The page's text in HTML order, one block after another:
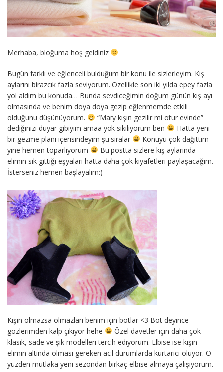
Merhaba, bloğuma hoş geldiniz
Bugün farklı ve eğlenceli bulduğum bir konu ile sizlerleyim. Kış
aylarını birazcık fazla seviyorum. Özellikle son iki yılda epey fazla
yol aldım bu konuda… Bunda sevdiceğimin doğum günün kış ayı
olmasında ve benim doya doya gezip eğlenmemde etkili
olduğunu düşünüyorum.
“Mary kışın gezilir mi otur evinde”
dediğinizi duyar gibiyim amaa yok sıkılıyorum ben
Hatta yeni
bir gezme planı içerisindeyim şu sıralar
Konuyu çok dağıttım
yine hemen toparlıyorum
Bu postta sizlere kış aylarında
elimin sık gittiği eşyaları hatta daha çok kıyafetleri paylaşacağım.
İsterseniz hemen başlayalım:)
Kışın olmazsa olmazları benim için botlar <3 Bot deyince
gözlerimden kalp çıkıyor hehe
Özel davetler için daha çok
klasik, sade ve şık modelleri tercih ediyorum. Elbise ise kışın
elimin altında olması gereken acil durumlarda kurtarıcı oluyor. O
yüzden mutlaka yeni sezondan birkaç elbise almaya çalışıyorum.